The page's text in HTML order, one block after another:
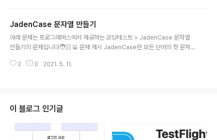
소의 순서가 다르면 서로 다른 튜플입니다. ex : (1, 2, 3) ≠ (1, 3, 2) 튜플의 원
소 개수는 유한합니다. 원소의 개수가 n개이고, 중복되는 원소가 없는 튜플 (a1,
a2, a3, ...
JadenCase 문자열 만들기
아래 문제는 프로그래머스에서 제공하는 코딩테스트 > JadenCase 문자열
만들기의 문제입니다🧑🏻‍💻 문제 제시 JadenCase란 모든 단어의 첫 문자가
s를 JadenCase로 바꾼 문자열을 리턴하는 함수, solution을 완성해주세요.
ople Unfollowed Me" "for the last week" "For The Last Week" 문
제 해결 func sol..
2 0 2021. 5. 11.
이 블로그 인기글